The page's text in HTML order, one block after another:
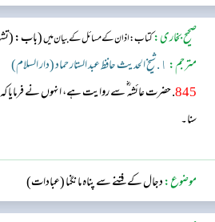
صحیح بخاری:کتاب: اذان کے مسائل کے بیان میں(باب:
مترجم: ١. شیخ الحدیث حافظ عبد الستار حماد (دار السلام)
845. حضرت عائشہ ؓ سے روایت ہے، انہوں نے فرمایا
سنا۔
موضوع:دجال کے فتنے سے پناہ مانگنا (عبادات)